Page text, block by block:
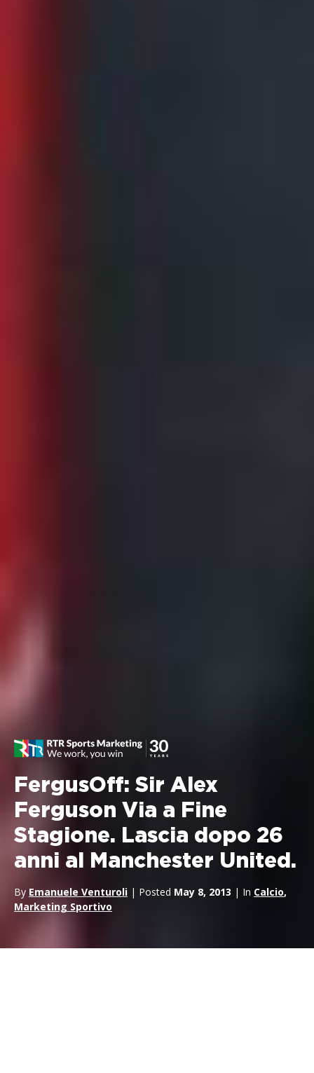
FergusOff: Sir Alex
Ferguson Via a Fine
Stagione. Lascia dopo 26
anni al Manchester United.
By Emanuele Venturoli | Posted May 8, 2013 | In Calcio,
Marketing Sportivo